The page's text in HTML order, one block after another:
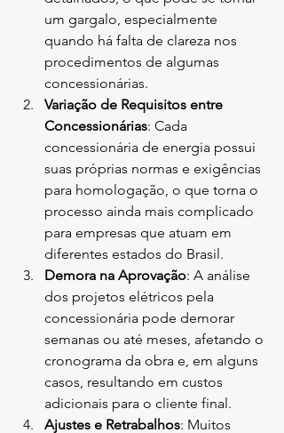
um gargalo, especialmente
quando há falta de clareza nos
procedimentos de algumas
concessionárias.
Variação de Requisitos entre
Concessionárias: Cada
concessionária de energia possui
suas próprias normas e exigências
para homologação, o que torna o
processo ainda mais complicado
para empresas que atuam em
diferentes estados do Brasil.
Demora na Aprovação: A análise
dos projetos elétricos pela
concessionária pode demorar
semanas ou até meses, afetando o
cronograma da obra e, em alguns
casos, resultando em custos
adicionais para o cliente final.
Ajustes e Retrabalhos: Muitos